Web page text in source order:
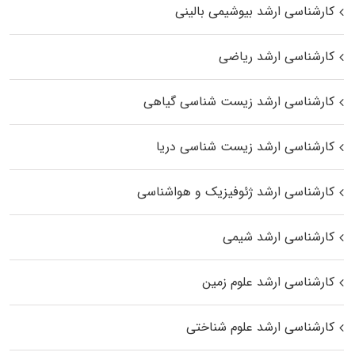
کارشناسی ارشد بیوشیمی بالینی
کارشناسی ارشد ریاضی
کارشناسی ارشد زیست‌ شناسی گیاهی
کارشناسی ارشد زیست‌ شناسی دریا
کارشناسی ارشد ژئوفیزیک و هواشناسی
کارشناسی ارشد شیمی
کارشناسی ارشد علوم زمین
کارشناسی ارشد علوم شناختی